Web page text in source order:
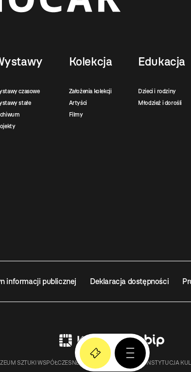
czasowe
stałe
Kolekcja
Założenia kolekcji
Artyści
Filmy
Edukacja
Dzieci i rodziny
Młodzież i dorośli
informacji publicznej Deklaracja dostępności
SZTUKI WSPÓŁCZESNEJ W KRAKOWIE MOCAK – INSTYTUCJA